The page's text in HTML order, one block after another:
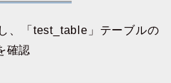
、「test_table」テーブルの
確認